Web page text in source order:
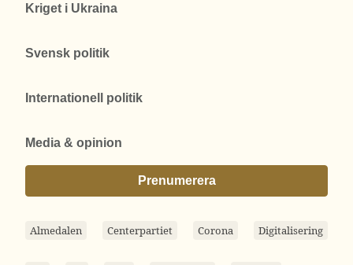
Kriget i Ukraina
Svensk politik
Internationell politik
Media & opinion
Prenumerera
Almedalen Centerpartiet Corona Digitalisering